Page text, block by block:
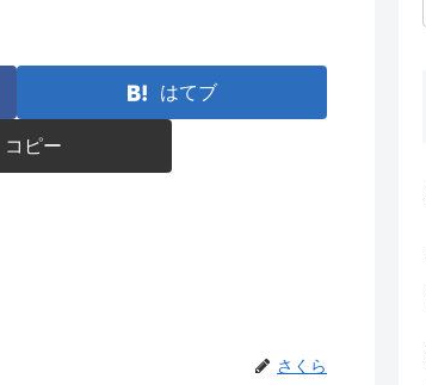
はてブ
コピー
さくら